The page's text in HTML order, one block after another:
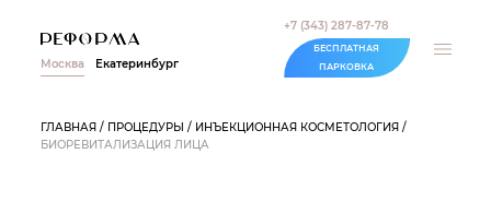
Москва Екатеринбург
БЕСПЛАТНАЯ
ПАРКОВКА
+7 (343) 287-87-78
ГЛАВНАЯ ПРОЦЕДУРЫ
ИНЪЕКЦИОННАЯ КОСМЕТОЛОГИЯ
БИОРЕВИТАЛИЗАЦИЯ ЛИЦА